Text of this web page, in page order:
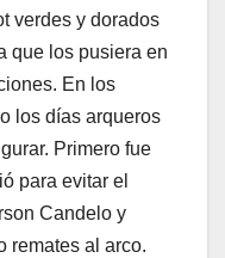
verdes y dorados
que los pusiera en
En los
los días arqueros
Primero fue
para evitar el
Candelo y
remates al arco.